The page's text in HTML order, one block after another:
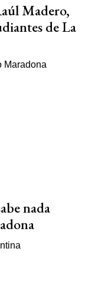
Madero,
de La
nada